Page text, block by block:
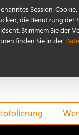
Session-
die Benutzung der
Stimmem Sie der
finden Sie in der